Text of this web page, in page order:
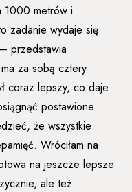
1000 metrów i
zadanie wydaje się
przedstawia
za sobą cztery
coraz lepszy, co daje
postawione
że wszystkie
Wróciłam na
na jeszcze lepsze
ale też